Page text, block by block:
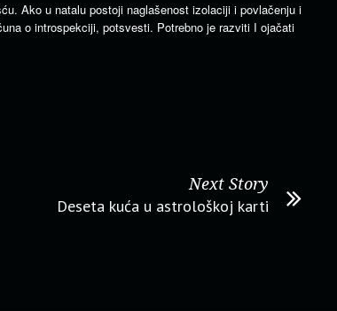
Ako u natalu postoji naglašenost izolaciji i povlačenju i
o introspekciji, potsvesti. Potrebno je razviti I ojačati
Next Story
Deseta kuća u astrološkoj karti